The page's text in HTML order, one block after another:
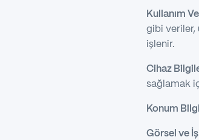
Kullanım
gibi veriler,
işlenir.
Cihaz
sağlamak
Konum
Görsel ve